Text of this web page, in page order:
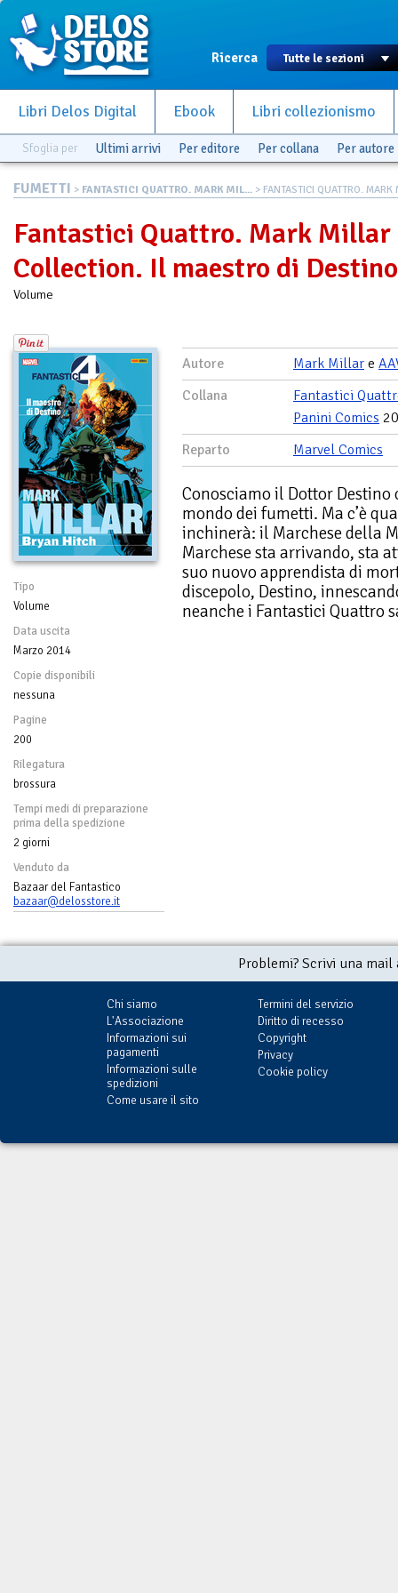
Ricerca
Libri Delos Digital Ebook Libri collezionismo
Sfoglia per Ultimi arrivi Per editore Per collana Per autore
FUMETTI > FANTASTICI QUATTRO. MARK MIL... > FANTASTICI QUATTRO. MARK
Fantastici Quattro. Mark Millar
Collection. Il maestro di Destino
Volume
Tipo
Volume
Data uscita
Marzo 2014
Copie disponibili
nessuna
Pagine
200
Rilegatura
brossura
Tempi medi di preparazione
prima della spedizione
2 giorni
Venduto da
Bazaar del Fantastico
bazaar@delosstore.it
Autore Mark Millar e
Collana
Fantastici
Panini Comics
Reparto
Marvel Comics
Conosciamo il Dottor
mondo dei fumetti. Ma c’è
inchinerà: il Marchese della
Marchese sta arrivando, sta
suo nuovo apprendista di
discepolo, Destino,
neanche i Fantastici Quattro
Problemi? Scrivi una
Chi siamo
L'Associazione
Informazioni sui
pagamenti
Informazioni sulle
spedizioni
Come usare il sito
Termini del servizio
Diritto di recesso
Copyright
Privacy
Cookie policy